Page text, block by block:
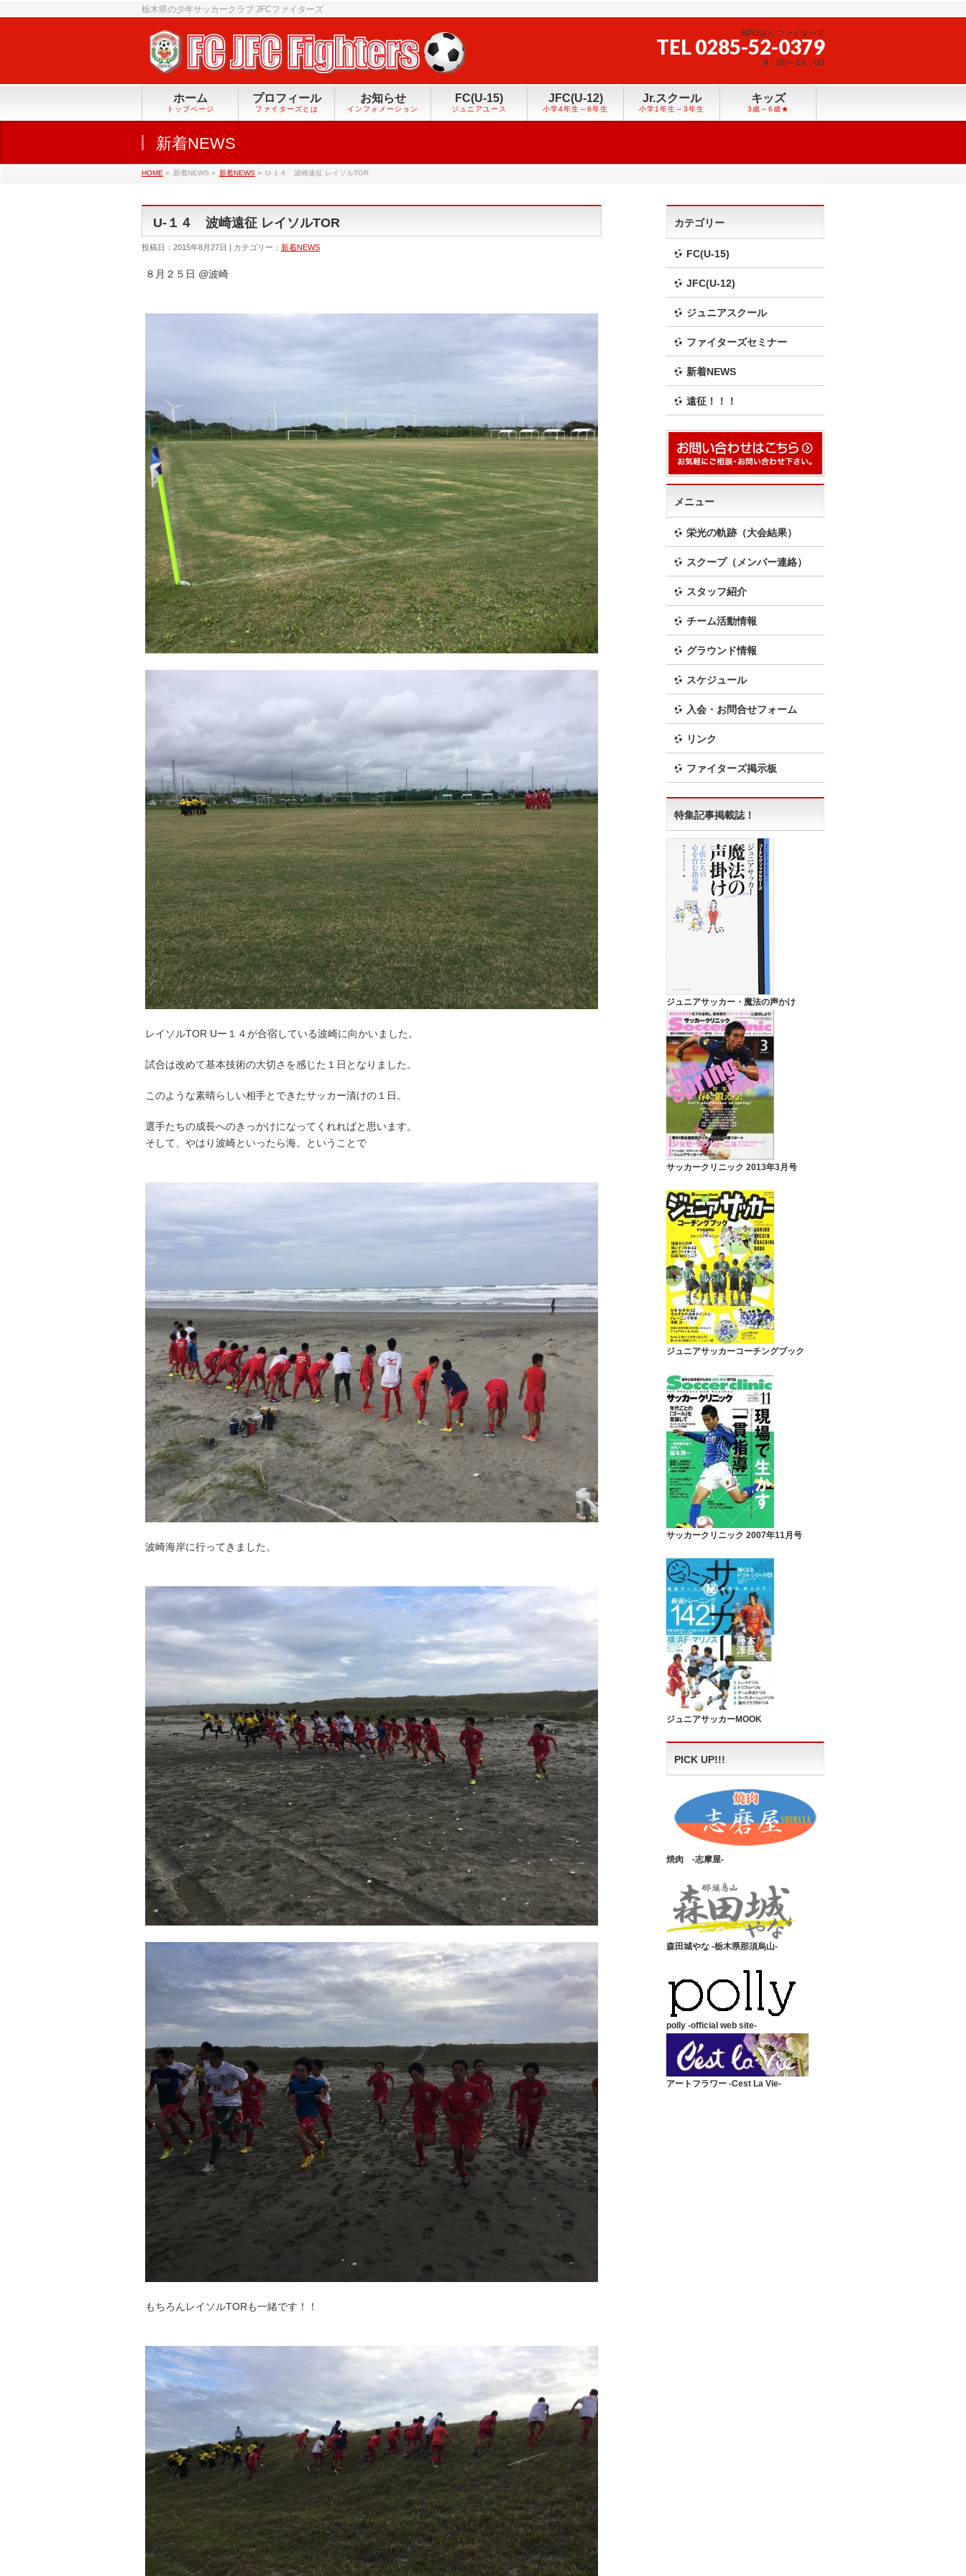
栃木県の少年サッカークラブ JFCファイターズ
NPO法人 ファイターズ
TEL 0285-52-0379
9：00～18：00
ホーム
トップページ
プロフィール
ファイターズとは
お知らせ
インフォメーション
FC(U-15)
ジュニアユース
JFC(U-12)
小学4年生～6年生
Jr.スクール
小学1年生～3年生
キッズ
3歳～6歳★
新着NEWS
HOME » 新着NEWS » 新着NEWS » U-１４ 波崎遠征 レイソルTOR
U-１４ 波崎遠征 レイソルTOR
投稿日：2015年8月27日 | カテゴリー： 新着NEWS
８月２５日 @波崎
レイソルTOR Uー１４が合宿している波崎に向かいました。
試合は改めて基本技術の大切さを感じた１日となりました。
このような素晴らしい相手とできたサッカー漬けの１日。
選手たちの成長へのきっかけになってくれればと思います。
そして、やはり波崎といったら海。ということで
波崎海岸に行ってきました。
もちろんレイソルTORも一緒です！！
カテゴリー
FC(U-15)
JFC(U-12)
ジュニアスクール
ファイターズセミナー
新着NEWS
遠征！！！
メニュー
栄光の軌跡（大会結果）
スクープ（メンバー連絡）
スタッフ紹介
チーム活動情報
グラウンド情報
スケジュール
入会・お問合せフォーム
リンク
ファイターズ掲示板
特集記事掲載誌！
ジュニアサッカー・魔法の声かけ
サッカークリニック 2013年3月号
ジュニアサッカーコーチングブック
サッカークリニック 2007年11月号
ジュニアサッカーMOOK
PICK UP!!!
焼肉 -志摩屋-
森田城やな -栃木県那須烏山-
polly -official web site-
アートフラワー -Cest La Vie-